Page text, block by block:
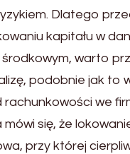
Dlatego
kapitału w
warto
podobnie jak to
rachunkowości we
mówi się, że
przy której